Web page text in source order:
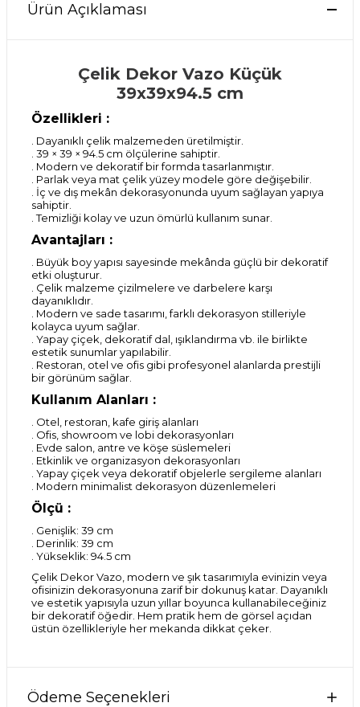
Ürün Açıklaması
Çelik Dekor Vazo Küçük
39x39x94.5 cm
Özellikleri :
. Dayanıklı çelik malzemeden üretilmiştir.
. 39 × 39 × 94.5 cm ölçülerine sahiptir.
. Modern ve dekoratif bir formda tasarlanmıştır.
. Parlak veya mat çelik yüzey modele göre değişebilir.
. İç ve dış mekân dekorasyonunda uyum sağlayan yapıya
sahiptir.
. Temizliği kolay ve uzun ömürlü kullanım sunar.
Avantajları :
. Büyük boy yapısı sayesinde mekânda güçlü bir dekoratif
etki oluşturur.
. Çelik malzeme çizilmelere ve darbelere karşı
dayanıklıdır.
. Modern ve sade tasarımı, farklı dekorasyon stilleriyle
kolayca uyum sağlar.
. Yapay çiçek, dekoratif dal, ışıklandırma vb. ile birlikte
estetik sunumlar yapılabilir.
. Restoran, otel ve ofis gibi profesyonel alanlarda prestijli
bir görünüm sağlar.
Kullanım Alanları :
. Otel, restoran, kafe giriş alanları
. Ofis, showroom ve lobi dekorasyonları
. Evde salon, antre ve köşe süslemeleri
. Etkinlik ve organizasyon dekorasyonları
. Yapay çiçek veya dekoratif objelerle sergileme alanları
. Modern minimalist dekorasyon düzenlemeleri
Ölçü :
. Genişlik: 39 cm
. Derinlik: 39 cm
. Yükseklik: 94.5 cm
Çelik Dekor Vazo, modern ve şık tasarımıyla evinizin veya
ofisinizin dekorasyonuna zarif bir dokunuş katar. Dayanıklı
ve estetik yapısıyla uzun yıllar boyunca kullanabileceğiniz
bir dekoratif öğedir. Hem pratik hem de görsel açıdan
üstün özellikleriyle her mekanda dikkat çeker.
Ödeme Seçenekleri